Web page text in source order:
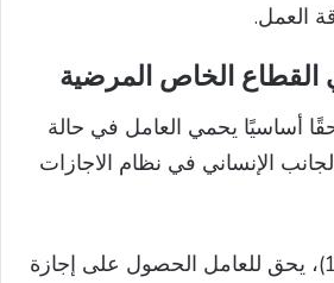
العمل.
القطاع الخاص المرضية
أساسيًا يحمي العامل في حالة
الإنساني في نظام الاجازات
وفق المادة (117)، يحق للعامل الحصول على إجازة